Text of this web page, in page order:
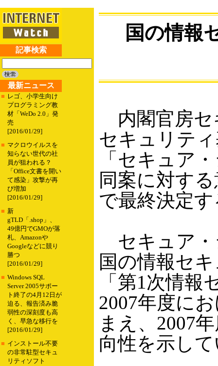
記事検索
最新ニュース
■ レゴ、小学生向け
プログラミング教
材「WeDo 2.0」発
売
[2016/01/29]
■ マクロウイルスを
知らない世代の社
員が狙われる？
「Office文書を開い
て感染」攻撃が再
び増加
[2016/01/29]
■ 新
gTLD「.shop」、
49億円でGMOが落
札、Amazonや
Googleなどに競り
勝つ
[2016/01/29]
■ Windows SQL
Server 2005サポー
ト終了の4月12日が
迫る、報告済み脆
弱性の深刻度も高
く、早急な移行を
[2016/01/29]
■ インストール不要
の非常駐型セキュ
リティソフト
国の情報
内閣官房セ
セキュリテ
「セキュア
同案に対す
で最終決定
セキュア・
国の情報セ
「第1次情
2007年度に
まえ、2007
向性を示し